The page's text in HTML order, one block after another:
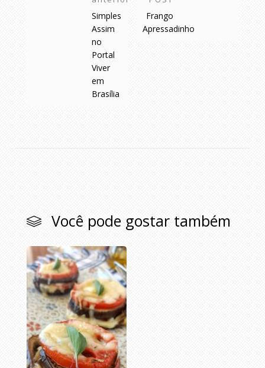
Simples
Assim
no
Portal
Viver
em
Brasília
Frango
Apressadinho
Você pode gostar também